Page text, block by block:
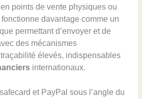
points de vente physiques ou
davantage comme un
permettant d’envoyer et de
des mécanismes
élevés, indispensables
internationaux.
et PayPal sous l’angle du